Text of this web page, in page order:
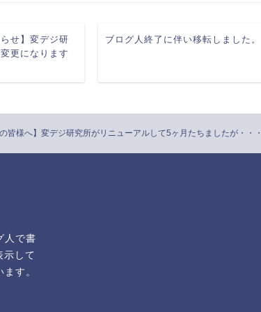
らせ】変デジ研
更になります
ブログ人終了に伴い移転しました。
の皆様へ】変デジ研究所がリニューアルして5ヶ月たちましたが・・・
人で書
示して
す。